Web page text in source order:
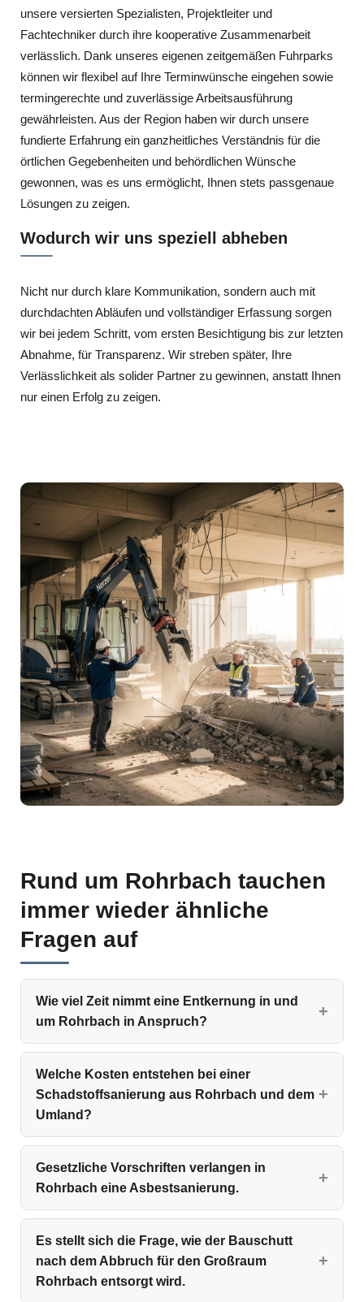
unsere versierten Spezialisten, Projektleiter und
Fachtechniker durch ihre kooperative Zusammenarbeit
verlässlich. Dank unseres eigenen zeitgemäßen Fuhrparks
können wir flexibel auf Ihre Terminwünsche eingehen sowie
termingerechte und zuverlässige Arbeitsausführung
gewährleisten. Aus der Region haben wir durch unsere
fundierte Erfahrung ein ganzheitliches Verständnis für die
örtlichen Gegebenheiten und behördlichen Wünsche
gewonnen, was es uns ermöglicht, Ihnen stets passgenaue
Lösungen zu zeigen.
Wodurch wir uns speziell abheben
Nicht nur durch klare Kommunikation, sondern auch mit
durchdachten Abläufen und vollständiger Erfassung sorgen
wir bei jedem Schritt, vom ersten Besichtigung bis zur letzten
Abnahme, für Transparenz. Wir streben später, Ihre
Verlässlichkeit als solider Partner zu gewinnen, anstatt Ihnen
nur einen Erfolg zu zeigen.
Rund um Rohrbach tauchen
immer wieder ähnliche
Fragen auf
Wie viel Zeit nimmt eine Entkernung in und
um Rohrbach in Anspruch?
Welche Kosten entstehen bei einer
Schadstoffsanierung aus Rohrbach und dem
Umland?
Gesetzliche Vorschriften verlangen in
Rohrbach eine Asbestsanierung.
Es stellt sich die Frage, wie der Bauschutt
nach dem Abbruch für den Großraum
Rohrbach entsorgt wird.